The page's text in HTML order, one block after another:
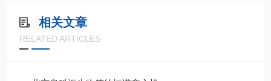
相关文章
RELATED ARTICLES